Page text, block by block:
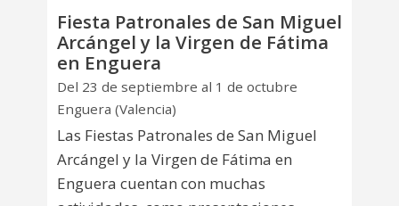
Fiesta Patronales de San Miguel
Arcángel y la Virgen de Fátima
en Enguera
Del 23 de septiembre al 1 de octubre
Enguera (Valencia)
Las Fiestas Patronales de San Miguel
Arcángel y la Virgen de Fátima en
Enguera cuentan con muchas